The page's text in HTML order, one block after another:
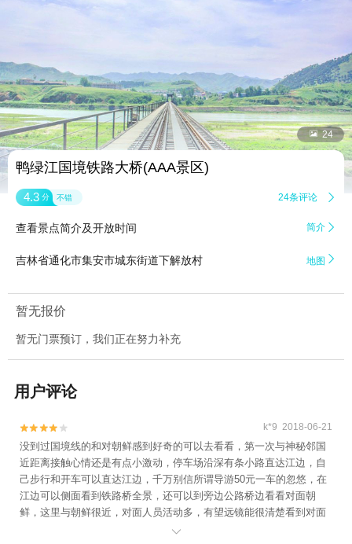
 24
鸭绿江国境铁路大桥(AAA景区)
4.3 分 不错 24条评论 
查看景点简介及开放时间 简介 
吉林省通化市集安市城东街道下解放村 地图 
暂无报价
暂无门票预订，我们正在努力补充
用户评论

 k*9 2018-06-21
没到过国境线的和对朝鲜感到好奇的可以去看看，第一次与神秘邻国
近距离接触心情还是有点小激动，停车场沿深有条小路直达江边，自
己步行和开车可以直达江边，千万别信所谓导游50元一车的忽悠，在
江边可以侧面看到铁路桥全景，还可以到旁边公路桥边看看对面朝
鲜，这里与朝鲜很近，对面人员活动多，有望远镜能很清楚看到对面
